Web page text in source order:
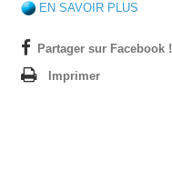
EN SAVOIR PLUS
Partager sur Facebook !
Imprimer